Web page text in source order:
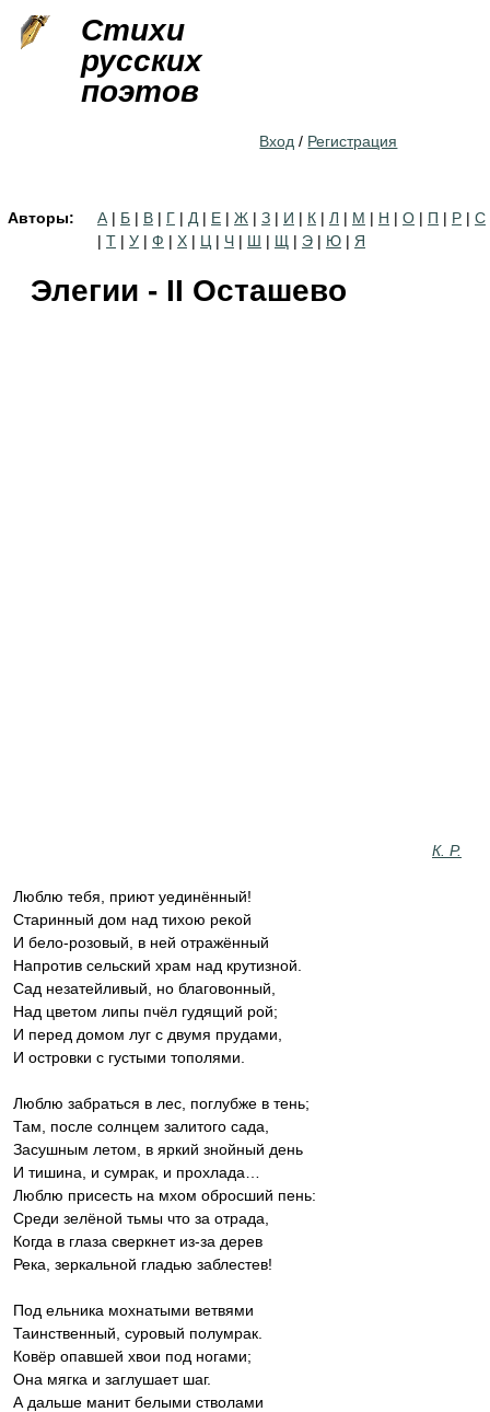
Стихи
русских
поэтов
Вход / Регистрация
Авторы: А | Б | В | Г | Д | Е | Ж | З | И | К | Л | М | Н | О | П | Р | С
| Т | У | Ф | Х | Ц | Ч | Ш | Щ | Э | Ю | Я
Элегии - II Осташево
К. Р.
‎Люблю тебя, приют уединённый!
Старинный дом над тихою рекой
И бело-розовый, в ней отражённый
Напротив сельский храм над крутизной.
Сад незатейливый, но благовонный,
Над цветом липы пчёл гудящий рой;
И перед домом луг с двумя прудами,
И островки с густыми тополями.
‎Люблю забраться в лес, поглубже в тень;
Там, после солнцем залитого сада,
Засушным летом, в яркий знойный день
И тишина, и сумрак, и прохлада…
Люблю присесть на мхом обросший пень:
Среди зелёной тьмы что за отрада,
Когда в глаза сверкнет из-за дерев
Река, зеркальной гладью заблестев!
‎Под ельника мохнатыми ветвями
Таинственный, суровый полумрак.
Ковёр опавшей хвои под ногами;
Она мягка и заглушает шаг.
А дальше манит белыми стволами